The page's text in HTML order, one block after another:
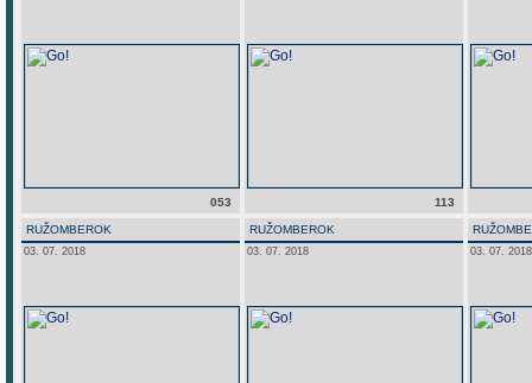
053 113
RUŽOMBEROK
03. 07. 2018
RUŽOMBEROK
03. 07. 2018 03. 07. 2018